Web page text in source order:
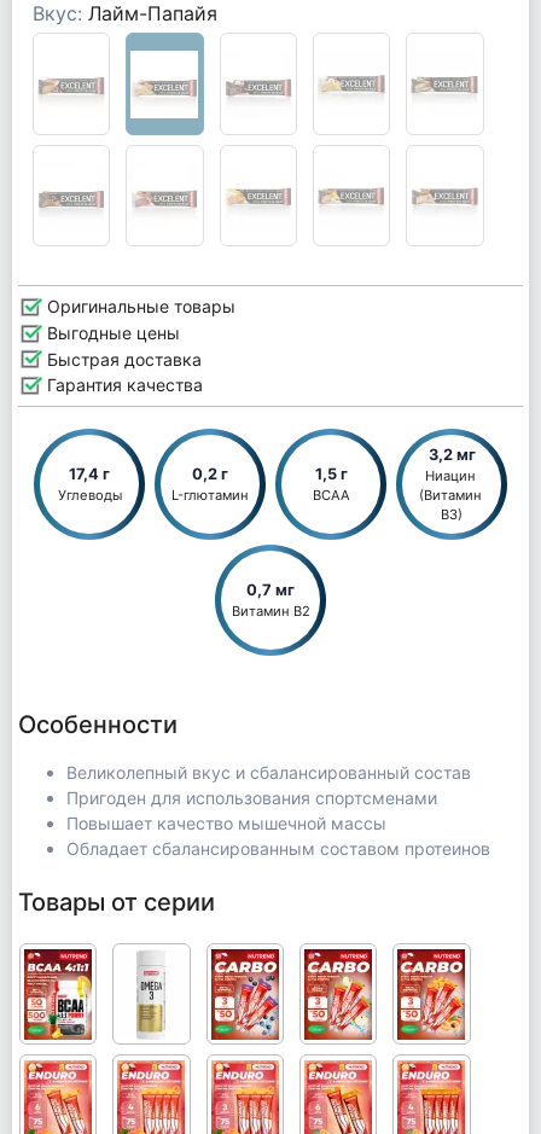
Вкус: Лайм-Папайя
Оригинальные товары
Выгодные цены
Быстрая доставка
Гарантия качества
17,4 г
Углеводы
0,2 г
L-глютамин
1,5 г
BCAA
3,2 мг
Ниацин
(Витамин
В3)
0,7 мг
Витамин В2
Особенности
Великолепный вкус и сбалансированный состав
Пригоден для использования спортсменами
Повышает качество мышечной массы
Обладает сбалансированным составом протеинов
Товары от серии